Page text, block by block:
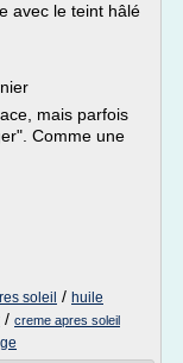
avec le teint hâlé
mais parfois
Comme une
soleil / huile
/ creme apres soleil